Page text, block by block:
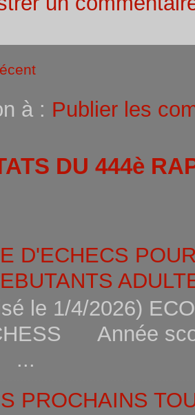
à : Publier les
DU 444è
D'ECHECS
le 1/4/2026)
Année
PROCHAINS